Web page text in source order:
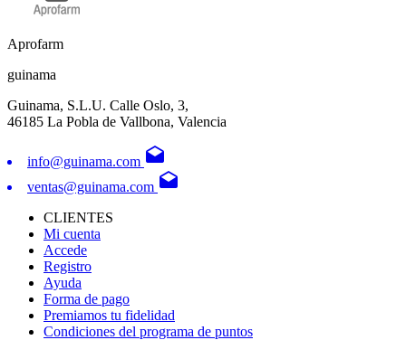
Aprofarm
guinama
Guinama, S.L.U. Calle Oslo, 3,
46185 La Pobla de Vallbona, Valencia
info@guinama.com drafts
ventas@guinama.com drafts
CLIENTES
Mi cuenta
Accede
Registro
Ayuda
Forma de pago
Premiamos tu fidelidad
Condiciones del programa de puntos